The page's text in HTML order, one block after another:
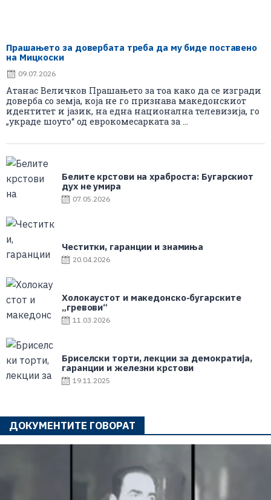
Прашањето за довербата треба да му биде поставено
на Мицкоски
09.07.2026
Атанас Величков Прашањето за тоа како да се изгради
доверба со земја, која не го признава македонскиот
идентитет и јазик, на една национална телевизија, го
„украде шоуто“ од еврокомесарката за ...
Белите крстови на храброста: Бугарскиот
дух не умира
07.05.2026
Честитки, гаранции и знамиња
20.04.2026
Холокаустот и македонско-бугарските
„гревови“
11.03.2026
Бриселски торти, лекции за демократија,
гаранции и железни крстови
19.11.2025
ДОКУМЕНТИТЕ ГОВОРАТ